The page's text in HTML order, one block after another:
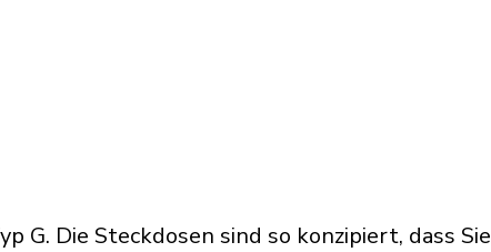
Die Steckdosen sind so konzipiert, dass Sie